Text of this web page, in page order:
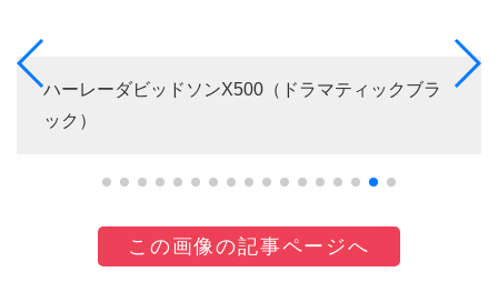
ハーレーダビッドソンX500（ドラマティックブラ
ック）
この画像の記事ページへ